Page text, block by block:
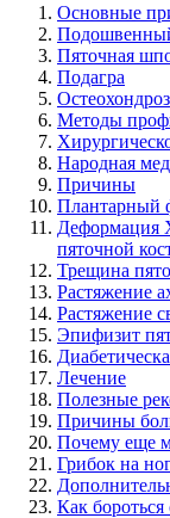
Основные
Пяточная
Подагра
Остеохондроз
Методы
Народная
Причины
Плантарный
Деформация
пяточной
Трещина
Растяжение
Растяжение
Эпифизит
Лечение
Полезные
Причины
Почему еще
Грибок на
Как